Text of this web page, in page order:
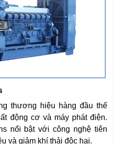
thương hiệu hàng đầu thế
động cơ và máy phát điện.
nổi bật với công nghệ tiên
và giảm khí thải độc hại.